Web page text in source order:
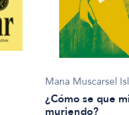
Mana Muscarsel
¿Cómo se que
muriendo?